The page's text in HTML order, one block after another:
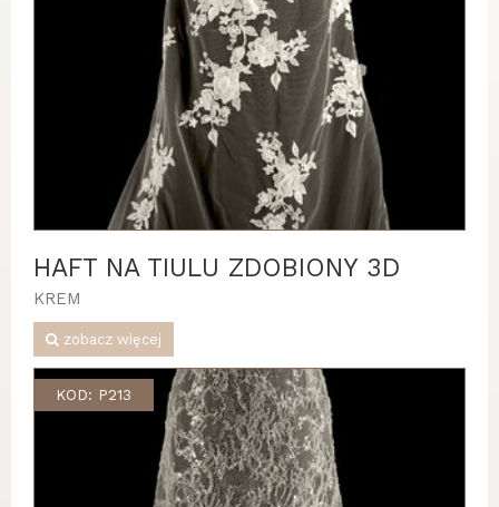
HAFT NA TIULU ZDOBIONY 3D
KREM
zobacz więcej
KOD: P213